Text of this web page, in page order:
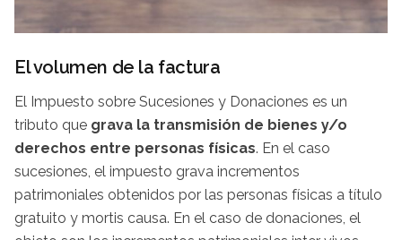
El volumen de la factura
El Impuesto sobre Sucesiones y Donaciones es un
tributo que grava la transmisión de bienes y/o
derechos entre personas físicas. En el caso
sucesiones, el impuesto grava incrementos
patrimoniales obtenidos por las personas físicas a título
gratuito y mortis causa. En el caso de donaciones, el